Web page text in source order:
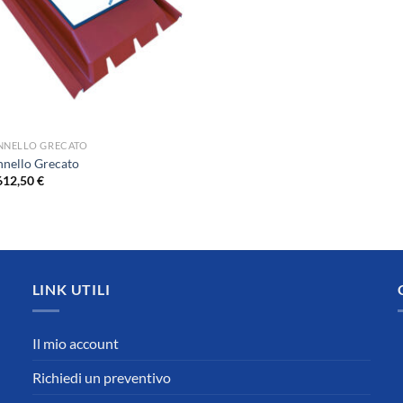
GRECATO
Grecato
prezzo
€Il
LINK UTILI
Il mio account
Richiedi un preventivo